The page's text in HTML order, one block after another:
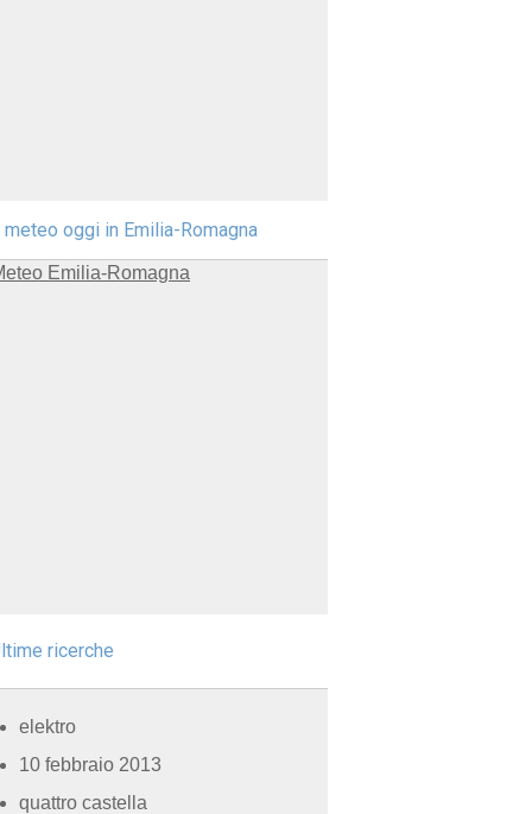
meteo oggi in Emilia-Romagna
ricerche
elektro
10 febbraio 2013
quattro castella